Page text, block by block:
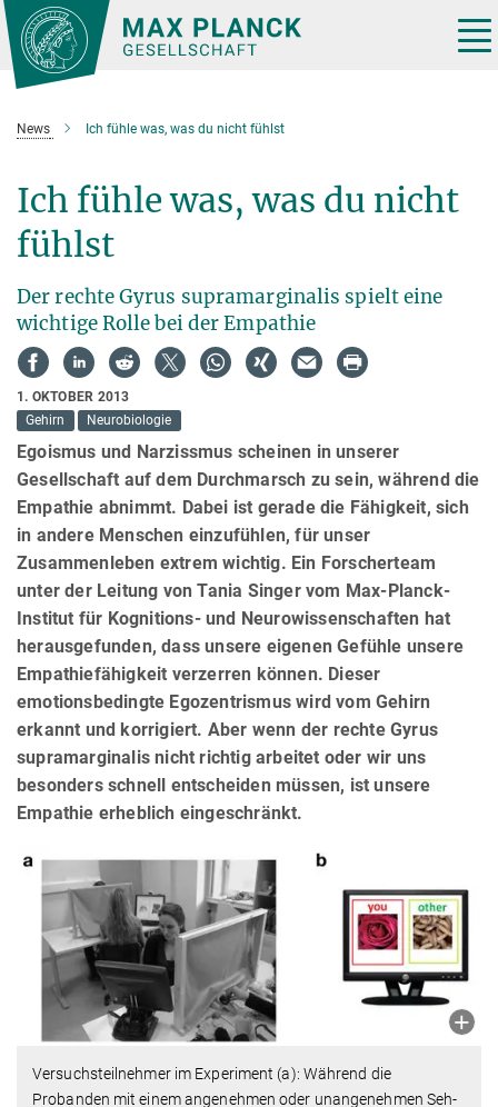
Hauptinhalt
News Ich fühle was, was du nicht fühlst
Ich fühle was, was du nicht
fühlst
Der rechte Gyrus supramarginalis spielt eine
wichtige Rolle bei der Empathie
1. OKTOBER 2013
Gehirn
Neurobiologie
Egoismus und Narzissmus scheinen in unserer
Gesellschaft auf dem Durchmarsch zu sein, während die
Empathie abnimmt. Dabei ist gerade die Fähigkeit, sich
in andere Menschen einzufühlen, für unser
Zusammenleben extrem wichtig. Ein Forscherteam
unter der Leitung von Tania Singer vom Max-Planck-
Institut für Kognitions- und Neurowissenschaften hat
herausgefunden, dass unsere eigenen Gefühle unsere
Empathiefähigkeit verzerren können. Dieser
emotionsbedingte Egozentrismus wird vom Gehirn
erkannt und korrigiert. Aber wenn der rechte Gyrus
supramarginalis nicht richtig arbeitet oder wir uns
besonders schnell entscheiden müssen, ist unsere
Empathie erheblich eingeschränkt.
Versuchsteilnehmer im Experiment (a): Während die
Probanden mit einem angenehmen oder unangenehmen Seh-